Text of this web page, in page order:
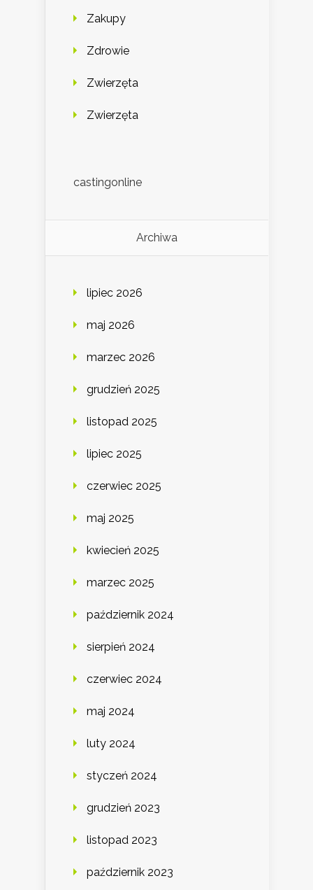
Zakupy
Zdrowie
Zwierzęta
Zwierzęta
castingonline
Archiwa
lipiec 2026
maj 2026
marzec 2026
grudzień 2025
listopad 2025
lipiec 2025
czerwiec 2025
maj 2025
kwiecień 2025
marzec 2025
październik 2024
sierpień 2024
czerwiec 2024
maj 2024
luty 2024
styczeń 2024
grudzień 2023
listopad 2023
październik 2023